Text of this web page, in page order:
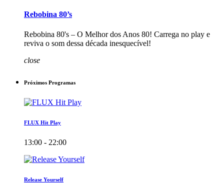
Rebobina 80’s
Rebobina 80's – O Melhor dos Anos 80! Carrega no play e
reviva o som dessa década inesquecível!
close
Próximos Programas
FLUX Hit Play
13:00 - 22:00
Release Yourself